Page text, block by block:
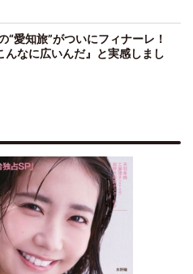
“愛知旅”がついにフィナーレ！
んなに広いんだ』と実感しまし